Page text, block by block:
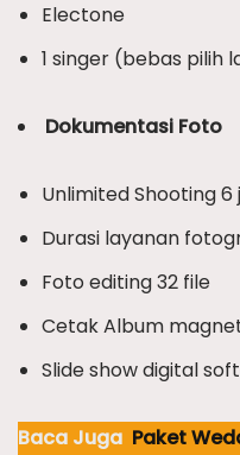
Electone
1 singer (bebas pilih
Dokumentasi Foto
Unlimited Shooting 6
Durasi layanan
Foto editing 32 file
Cetak Album
Slide show digital
Baca Juga Paket